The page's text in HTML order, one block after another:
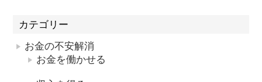
カテゴリー
お金の不安解消
お金を働かせる